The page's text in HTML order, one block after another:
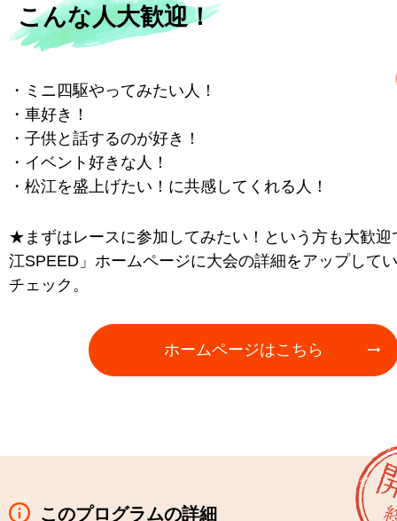
こんな人大歓迎！
・ミニ四駆やってみたい人！
・車好き！
・子供と話するのが好き！
・イベント好きな人！
・松江を盛上げたい！に共感してくれる人！
★まずはレースに参加してみたい！という方も大歓迎
江SPEED」ホームページに大会の詳細をアップして
チェック。
ホームページはこちら
このプログラムの詳細